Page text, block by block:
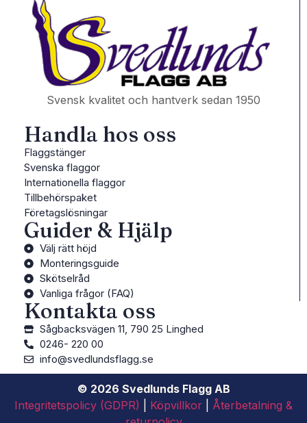
Svensk kvalitet och hantverk sedan 1950
Handla hos oss
Flaggstänger
Svenska flaggor
Internationella flaggor
Tillbehörspaket
Företagslösningar
Guider & Hjälp
Välj rätt höjd
Monteringsguide
Skötselråd
Vanliga frågor (FAQ)
Kontakta oss
Sågbacksvägen 11, 790 25 Linghed
0246- 220 00
info@svedlundsflagg.se
© 2026 Svedlunds Flagg AB
Integritetspolicy (GDPR)
Köpvillkor
Återbetalning &